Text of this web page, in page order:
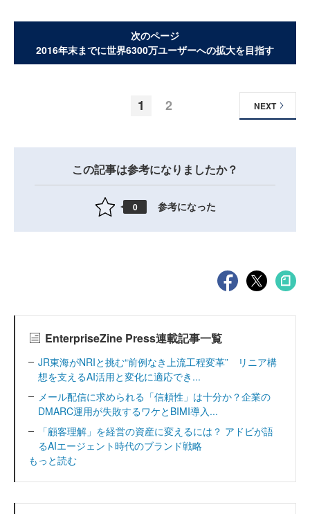
次のページ
2016年末までに世界6300万ユーザーへの拡大を目指す
1 2 NEXT
この記事は参考になりましたか？
0 参考になった
EnterpriseZine Press連載記事一覧
JR東海がNRIと挑む“前例なき上流工程変革” リニア構
想を支えるAI活用と変化に適応でき...
メール配信に求められる「信頼性」は十分か？企業の
DMARC運用が失敗するワケとBIMI導入...
「顧客理解」を経営の資産に変えるには？ アドビが語
るAIエージェント時代のブランド戦略
もっと読む